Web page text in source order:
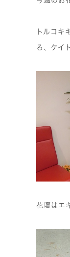
トルコキ
ろ、ケイ
花壇はエ